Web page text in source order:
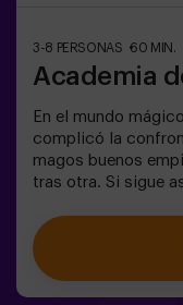
3-8 PERSONAS 60 MIN.
Academia
En el mundo
complicó la
magos buenos
tras otra. Si sigue
equilibrio es
Primero hay que
hacerlo en toda la